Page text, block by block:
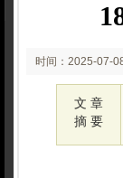
时间：2025-07-
02:25:51
文 章
摘 要